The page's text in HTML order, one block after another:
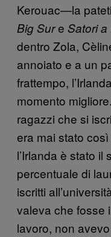
Kerouac—la
Big Sure Satori a
dentro Zola,
annoiato e a un
frattempo,
momento
ragazzi che si
era mai stato
l’Irlanda è stato
percentuale di
iscritti
valeva che fosse
lavoro, non